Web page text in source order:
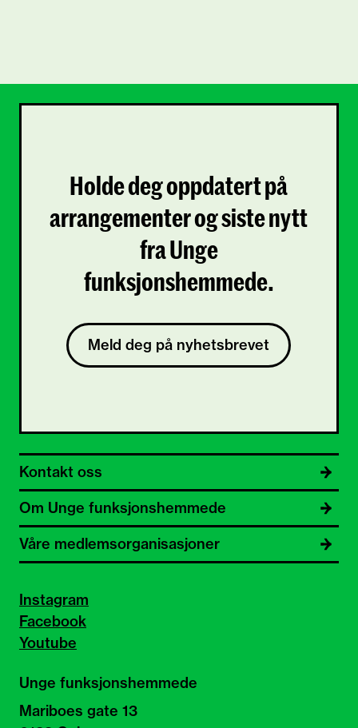
Holde deg oppdatert på
arrangementer og siste nytt
fra Unge
funksjonshemmede.
Meld deg på nyhetsbrevet
Kontakt oss
Om Unge funksjonshemmede
Våre medlemsorganisasjoner
Unge funksjonshemmede
Mariboes gate 13
Instagram
Facebook
Youtube